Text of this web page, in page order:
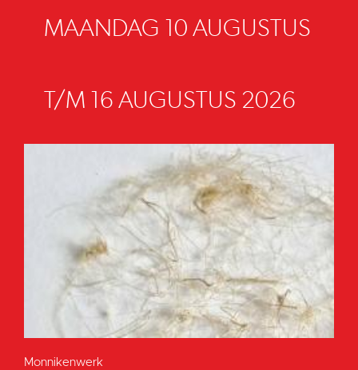
MAANDAG 10 AUGUSTUS
T/M 16 AUGUSTUS 2026
Monnikenwerk